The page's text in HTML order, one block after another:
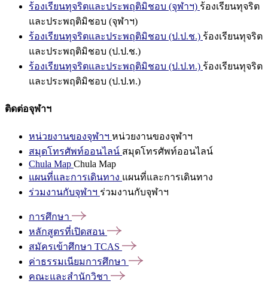
ร้องเรียนทุจริตและประพฤติมิชอบ (จุฬาฯ) ร้องเรียนทุจริต
และประพฤติมิชอบ (จุฬาฯ)
ร้องเรียนทุจริตและประพฤติมิชอบ (ป.ป.ช.) ร้องเรียนทุจริต
และประพฤติมิชอบ (ป.ป.ช.)
ร้องเรียนทุจริตและประพฤติมิชอบ (ป.ป.ท.) ร้องเรียนทุจริต
และประพฤติมิชอบ (ป.ป.ท.)
ติดต่อจุฬาฯ
หน่วยงานของจุฬาฯ หน่วยงานของจุฬาฯ
สมุดโทรศัพท์ออนไลน์ สมุดโทรศัพท์ออนไลน์
Chula Map Chula Map
แผนที่และการเดินทาง แผนที่และการเดินทาง
ร่วมงานกับจุฬาฯ ร่วมงานกับจุฬาฯ
การศึกษา
หลักสูตรที่เปิดสอน
สมัครเข้าศึกษา TCAS
ค่าธรรมเนียมการศึกษา
คณะและสำนักวิชา